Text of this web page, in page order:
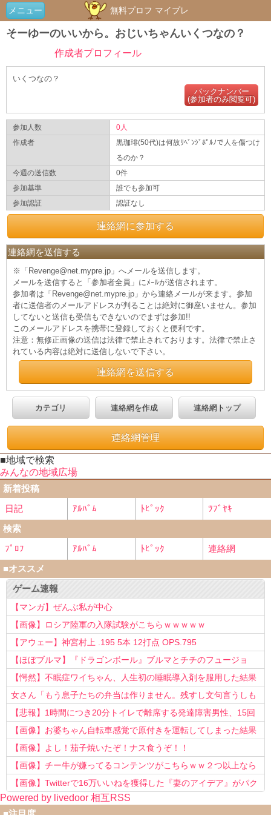
メニュー 無料プロフ マイプレ
そーゆーのいいから。おじいちゃんいくつなの？
作成者プロフィール
いくつなの？
バックナンバー
(参加者のみ閲覧可)
参加人数
0人
作成者
黒珈琲(50代)は何故ﾘﾍﾞﾝｼﾞﾎﾟﾙﾉで人を傷つけ
るのか？
今週の送信数
0件
参加基準
誰でも参加可
参加認証
認証なし
連絡網に参加する
連絡網を送信する
※「Revenge@net.mypre.jp」へメールを送信します。
メールを送信すると「参加者全員」にﾒｰﾙが送信されます。
参加者は「Revenge@net.mypre.jp」から連絡メールが来ます。参加
者に送信者のメールアドレスが判ることは絶対に御座いません。参加
してないと送信も受信もできないのでまずは参加!!
このメールアドレスを携帯に登録しておくと便利です。
注意：無修正画像の送信は法律で禁止されております。法律で禁止さ
れている内容は絶対に送信しないで下さい。
連絡網を送信する
カテゴリ 連絡網を作成 連絡網トップ
連絡網管理
■地域で検索
みんなの地域広場
新着投稿
日記
ｱﾙﾊﾞﾑ ﾄﾋﾟｯｸ
ﾂﾌﾞﾔｷ
検索
ﾌﾟﾛﾌ
ｱﾙﾊﾞﾑ ﾄﾋﾟｯｸ
連絡網
■オススメ
ゲーム速報
【マンガ】ぜんぶ私が中心
【画像】ロシア陸軍の入隊試験がこちらｗｗｗｗｗ
【アウェー】神宮村上 .195 5本 12打点 OPS.795
【ほぼブルマ】『ドラゴンボール』ブルマとチチのフュージョ
ン、クッソ可愛すぎるwwwwwww
【愕然】不眠症ワイちゃん、人生初の睡眠導入剤を服用した結果
ｗｗｗｗ
女さん「もう息子たちの弁当は作りません。残すし文句言うしも
う知らない！」
【悲報】1時間につき20分トイレで離席する発達障害男性、15回
以上転職を重ねてしまう
【画像】お婆ちゃん自転車感覚で原付きを運転してしまった結果
www
【画像】よし！茄子焼いたぞ！ナス食うぞ！！
【画像】チー牛が嫌ってるコンテンツがこちらｗｗ２つ以上なら
確定ｗｗ
【画像】Twitterで16万いいねを獲得した『妻のアイデア』がパク
リで草www
Powered by livedoor 相互RSS